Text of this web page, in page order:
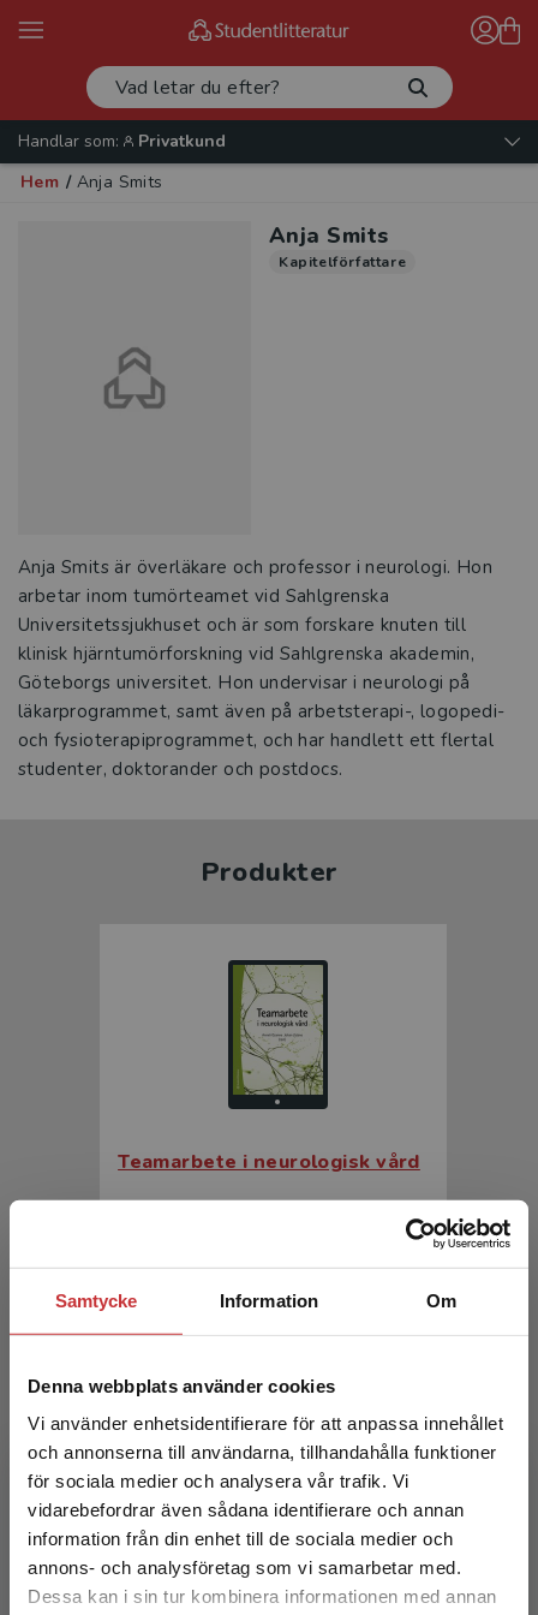
Samtycke Information Om
Denna webbplats använder cookies
Vi använder enhetsidentifierare för att anpassa innehållet
och annonserna till användarna, tillhandahålla funktioner
för sociala medier och analysera vår trafik. Vi
vidarebefordrar även sådana identifierare och annan
information från din enhet till de sociala medier och
annons- och analysföretag som vi samarbetar med.
Dessa kan i sin tur kombinera informationen med annan
Begränsad fraktregion
Handlar som:
Privatkund
Hem / Anja Smits
Anja Smits
Kapitelförfattare
Anja Smits är överläkare och professor i neurologi. Hon
arbetar inom tumörteamet vid Sahlgrenska
Universitetssjukhuset och är som forskare knuten till
klinisk hjärntumörforskning vid Sahlgrenska akademin,
Göteborgs universitet. Hon undervisar i neurologi på
läkarprogrammet, samt även på arbetsterapi-, logopedi-
och fysioterapiprogrammet, och har handlett ett flertal
studenter, doktorander och postdocs.
Produkter
Teamarbete i neurologisk vård
Teamarbete i neurologisk vård
Ozanne, A - Zelano, J (red.)